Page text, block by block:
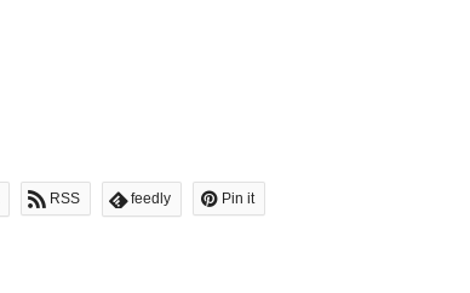
RSS feedly Pin it